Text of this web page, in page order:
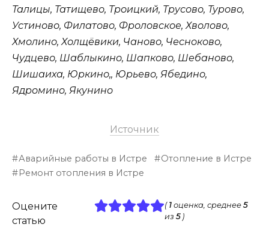
Талицы, Татищево, Троицкий, Трусово, Турово,
Устиново, Филатово, Фроловское, Хволово,
Хмолино, Холщёвики, Чаново, Чесноково,
Чудцево, Шаблыкино, Шапково, Шебаново,
Шишаиха, Юркино,, Юрьево, Ябедино,
Ядромино, Якунино
Источник
Аварийные работы в Истре
Отопление в Истре
Ремонт отопления в Истре
Оцените
статью
( 1оценка, среднее 5
из 5)